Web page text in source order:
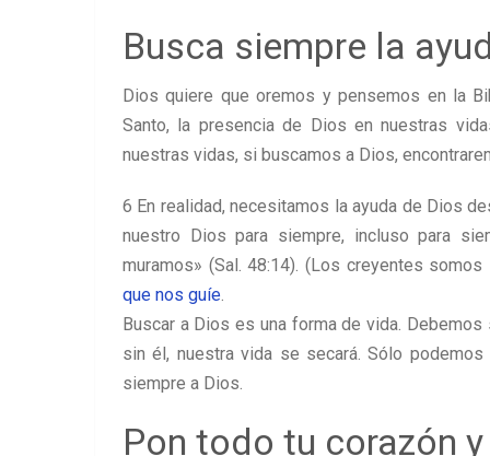
Busca siempre la
Dios quiere que oremos y pensemos en la
Santo, la presencia de Dios en nuestras
nuestras vidas, si buscamos a Dios,
6 En realidad, necesitamos la ayuda de Dios
nuestro Dios para siempre, incluso para
muramos» (Sal. 48:14). (Los creyentes
que nos guíe.
Buscar a Dios es una forma de vida.
sin él, nuestra vida se secará. Sólo
siempre a Dios.
Pon todo tu corazón